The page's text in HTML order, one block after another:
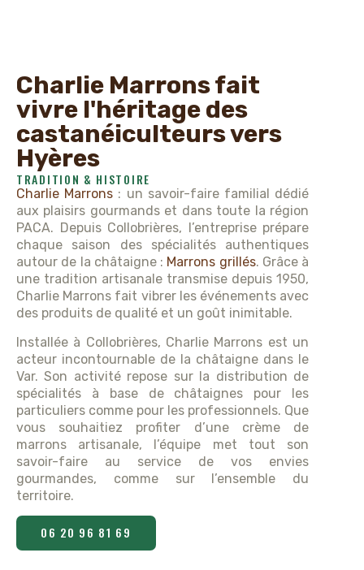
Charlie Marrons fait
vivre l'héritage des
castanéiculteurs vers
Hyères
TRADITION & HISTOIRE
Charlie Marrons : un savoir-faire familial dédié
aux plaisirs gourmands et dans toute la région
PACA. Depuis Collobrières, l’entreprise prépare
chaque saison des spécialités authentiques
autour de la châtaigne : Marrons grillés. Grâce à
une tradition artisanale transmise depuis 1950,
Charlie Marrons fait vibrer les événements avec
des produits de qualité et un goût inimitable.
Installée à Collobrières, Charlie Marrons est un
acteur incontournable de la châtaigne dans le
Var. Son activité repose sur la distribution de
spécialités à base de châtaignes pour les
particuliers comme pour les professionnels. Que
vous souhaitiez profiter d’une crème de
marrons artisanale, l’équipe met tout son
savoir-faire au service de vos envies
gourmandes, comme sur l’ensemble du
territoire.
06 20 96 81 69